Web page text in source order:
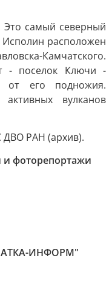
Это самый северный
расположен
Камчатского.
- поселок Ключи -
от его подножия.
вулканов
РАН (архив).
и фоторепортажи
ИНФОРМ"